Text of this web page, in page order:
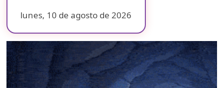
lunes, 10 de agosto de 2026
❄
❄